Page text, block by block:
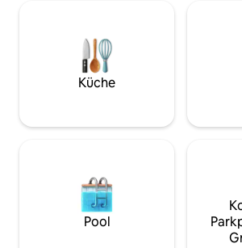
Restaurants, Boutiquen und Cafés
entfernt. Picknick in üppig grünen Parks
in der Nähe. Fürsorgliche „Superhosts“
seit vielen Jahren – verfügbar für
Tusind Tak!
Küche
Pool